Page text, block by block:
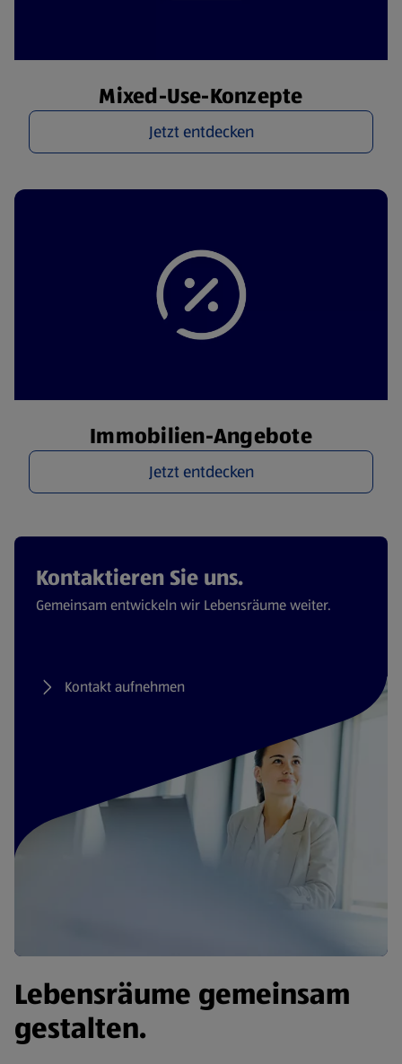
Mixed-Use-Konzepte
Jetzt entdecken
Immobilien-Angebote
Jetzt entdecken
Kontaktieren Sie uns.
Gemeinsam entwickeln wir Lebensräume weiter.
Kontakt aufnehmen
Lebensräume gemeinsam
gestalten.